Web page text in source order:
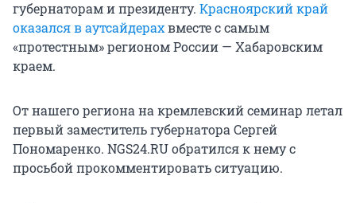
губернаторам и президенту. Красноярский край
оказался в аутсайдерахвместе с самым
«протестным» регионом России — Хабаровским
краем.
От нашего региона на кремлевский семинар летал
первый заместитель губернатора Сергей
Пономаренко. NGS24.RU обратился к нему с
просьбой прокомментировать ситуацию.